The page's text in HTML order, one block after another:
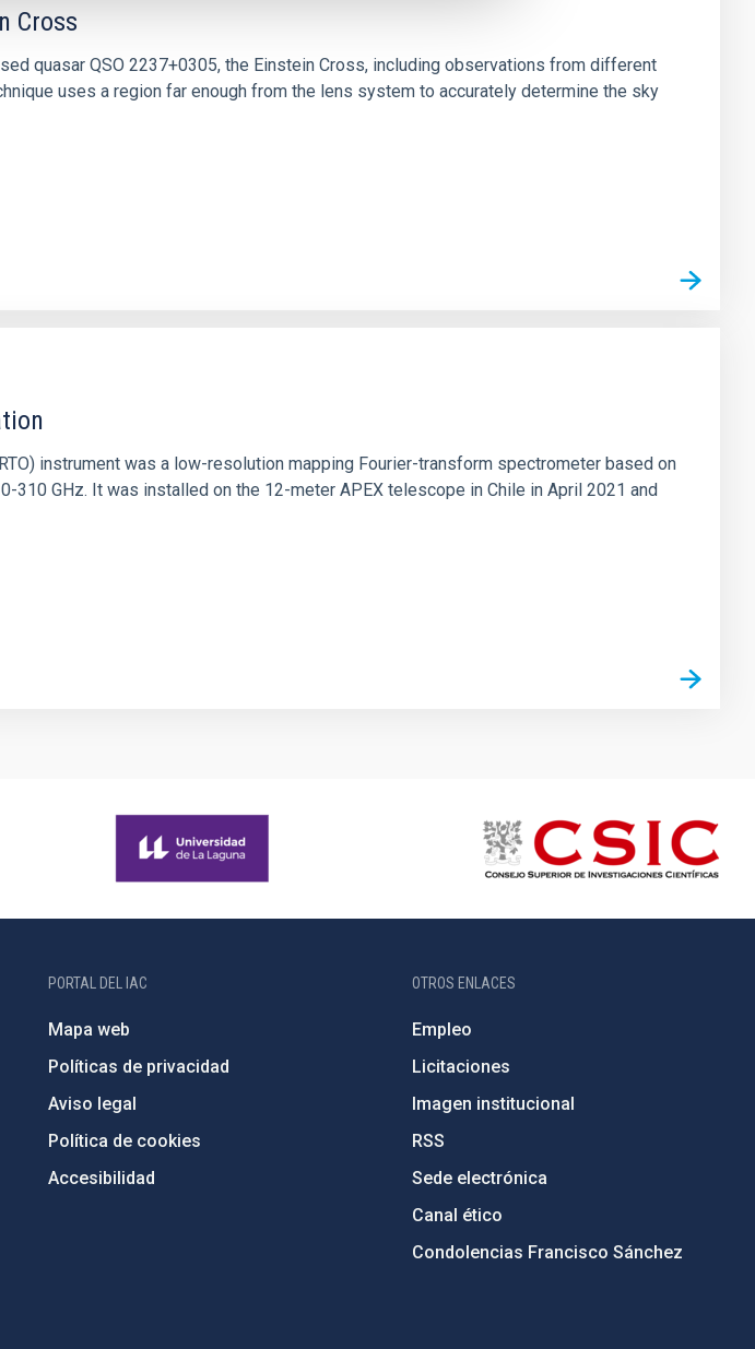
Cross
quasar QSO 2237+0305, the Einstein Cross, including observations from different
uses a region far enough from the lens system to accurately determine the sky
instrument was a low-resolution mapping Fourier-transform spectrometer based on
GHz. It was installed on the 12-meter APEX telescope in Chile in April 2021 and
PORTAL DEL IAC
Mapa web
Políticas de privacidad
Aviso legal
Política de cookies
Accesibilidad
OTROS ENLACES
Empleo
Licitaciones
Imagen institucional
RSS
Sede electrónica
Canal ético
Condolencias Francisco Sánchez